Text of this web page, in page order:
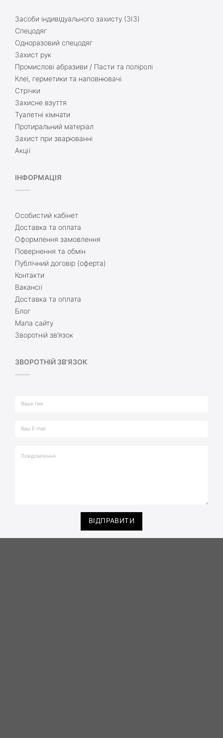
Засоби індивідуального захисту (ЗІЗ)
Спецодяг
Одноразовий спецодяг
Захист рук
Промислові абразиви / Пасти та поліролі
Клеї, герметики та наповнювачі
Стрічки
Захисне взуття
Туалетні кімнати
Протиральний матеріал
Захист при зварюванні
Акції
ІНФОРМАЦІЯ
Особистий кабінет
Доставка та оплата
Оформлення замовлення
Повернення та обмін
Публічний договір (оферта)
Контакти
Вакансії
Доставка та оплата
Блог
Мапа сайту
Зворотній зв’язок
ЗВОРОТНІЙ ЗВ'ЯЗОК
ВІДПРАВИТИ